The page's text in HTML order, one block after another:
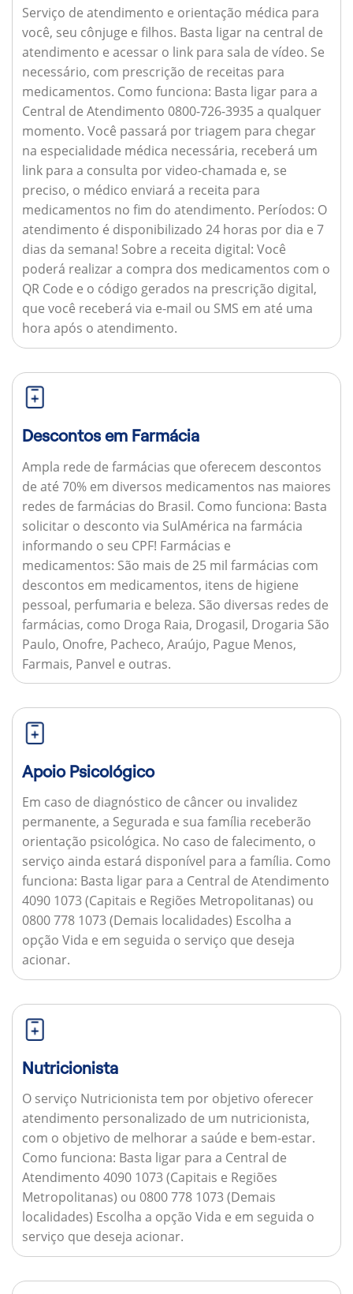
Serviço de atendimento e orientação médica para
você, seu cônjuge e filhos. Basta ligar na central de
atendimento e acessar o link para sala de vídeo. Se
necessário, com prescrição de receitas para
medicamentos. Como funciona: Basta ligar para a
Central de Atendimento 0800-726-3935 a qualquer
momento. Você passará por triagem para chegar
na especialidade médica necessária, receberá um
link para a consulta por video-chamada e, se
preciso, o médico enviará a receita para
medicamentos no fim do atendimento. Períodos: O
atendimento é disponibilizado 24 horas por dia e 7
dias da semana! Sobre a receita digital: Você
poderá realizar a compra dos medicamentos com o
QR Code e o código gerados na prescrição digital,
que você receberá via e-mail ou SMS em até uma
hora após o atendimento.
Descontos em Farmácia
Ampla rede de farmácias que oferecem descontos
de até 70% em diversos medicamentos nas maiores
redes de farmácias do Brasil. Como funciona: Basta
solicitar o desconto via SulAmérica na farmácia
informando o seu CPF! Farmácias e
medicamentos: São mais de 25 mil farmácias com
descontos em medicamentos, itens de higiene
pessoal, perfumaria e beleza. São diversas redes de
farmácias, como Droga Raia, Drogasil, Drogaria São
Paulo, Onofre, Pacheco, Araújo, Pague Menos,
Farmais, Panvel e outras.
Apoio Psicológico
Em caso de diagnóstico de câncer ou invalidez
permanente, a Segurada e sua família receberão
orientação psicológica. No caso de falecimento, o
serviço ainda estará disponível para a família. Como
funciona: Basta ligar para a Central de Atendimento
4090 1073 (Capitais e Regiões Metropolitanas) ou
0800 778 1073 (Demais localidades) Escolha a
opção Vida e em seguida o serviço que deseja
acionar.
Nutricionista
O serviço Nutricionista tem por objetivo oferecer
atendimento personalizado de um nutricionista,
com o objetivo de melhorar a saúde e bem-estar.
Como funciona: Basta ligar para a Central de
Atendimento 4090 1073 (Capitais e Regiões
Metropolitanas) ou 0800 778 1073 (Demais
localidades) Escolha a opção Vida e em seguida o
serviço que deseja acionar.